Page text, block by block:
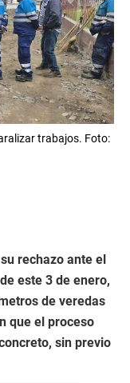
trabajos. Foto:
rechazo ante el
este 3 de enero,
de veredas
que el proceso
sin previo